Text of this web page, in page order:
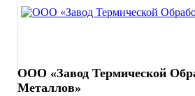
заказов.
ООО «Завод Термической
Металлов»